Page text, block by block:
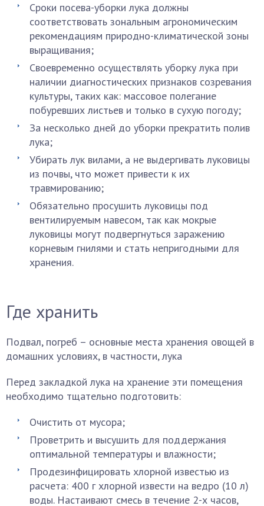
Сроки посева-уборки лука должны
соответствовать зональным агрономическим
рекомендациям природно-климатической зоны
выращивания;
Своевременно осуществлять уборку лука при
наличии диагностических признаков созревания
культуры, таких как: массовое полегание
побуревших листьев и только в сухую погоду;
За несколько дней до уборки прекратить полив
лука;
Убирать лук вилами, а не выдергивать луковицы
из почвы, что может привести к их
травмированию;
Обязательно просушить луковицы под
вентилируемым навесом, так как мокрые
луковицы могут подвергнуться заражению
корневым гнилями и стать непригодными для
хранения.
Где хранить
Подвал, погреб – основные места хранения овощей в
домашних условиях, в частности, лука
Перед закладкой лука на хранение эти помещения
необходимо тщательно подготовить:
Очистить от мусора;
Проветрить и высушить для поддержания
оптимальной температуры и влажности;
Продезинфицировать хлорной известью из
расчета: 400 г хлорной извести на ведро (10 л)
воды. Настаивают смесь в течение 2-х часов,